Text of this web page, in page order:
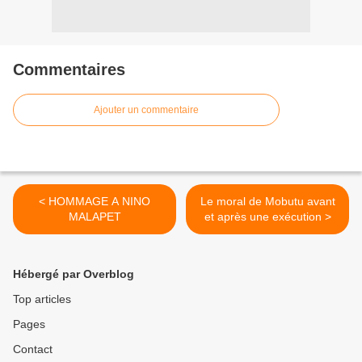
Commentaires
Ajouter un commentaire
< HOMMAGE A NINO
MALAPET
Le moral de Mobutu avant
et après une exécution >
Hébergé par Overblog
Top articles
Pages
Contact